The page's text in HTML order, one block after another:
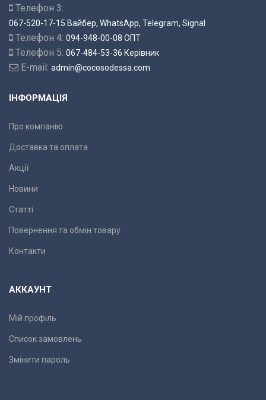
Телефон 3:
067-520-17-15 Вайбер, WhatsApp, Telegram, Signal
Телефон 4: 094-948-00-08 ОПТ
Телефон 5: 067-484-53-36 Керівник
E-mail: admin@cocosodessa.com
ІНФОРМАЦІЯ
Про компанію
Доставка та оплата
Акції
Новини
Статті
Повернення та обмін товару
Контакти
АККАУНТ
Мій профіль
Список замовлень
Змінити пароль